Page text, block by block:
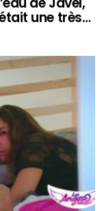
une très…